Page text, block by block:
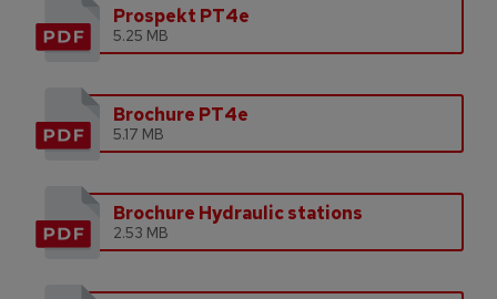
Prospekt PT4e
5.25 MB
Brochure PT4e
5.17 MB
Brochure Hydraulic stations
2.53 MB